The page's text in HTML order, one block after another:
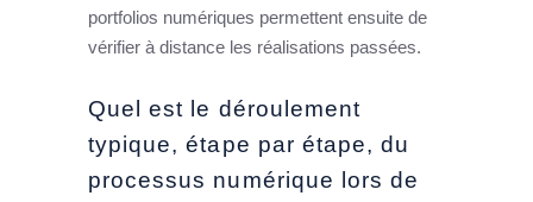
portfolios numériques permettent ensuite de
vérifier à distance les réalisations passées.
Quel est le déroulement
typique, étape par étape, du
processus numérique lors de